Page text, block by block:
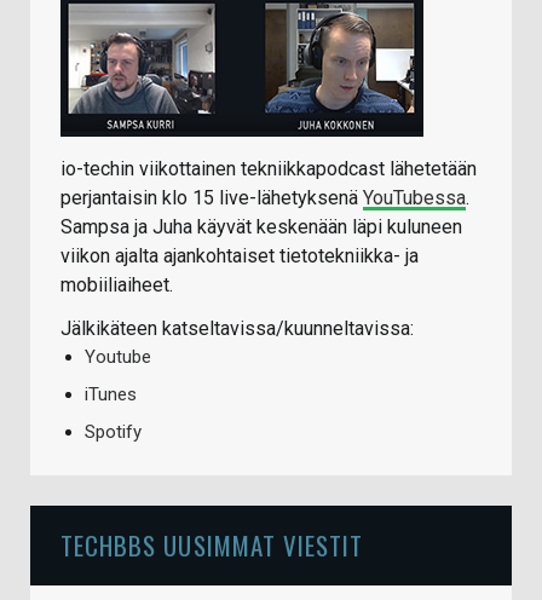
io-techin viikottainen tekniikkapodcast lähetetään
perjantaisin klo 15 live-lähetyksenä YouTubessa.
Sampsa ja Juha käyvät keskenään läpi kuluneen
viikon ajalta ajankohtaiset tietotekniikka- ja
mobiiliaiheet.
Jälkikäteen katseltavissa/kuunneltavissa:
Youtube
iTunes
Spotify
TECHBBS UUSIMMAT VIESTIT